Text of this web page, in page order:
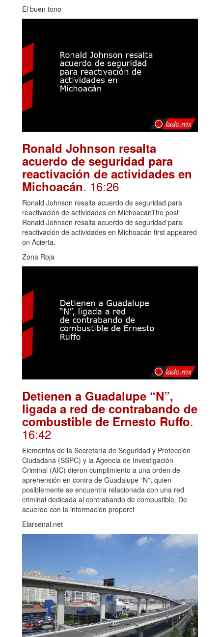
El buen tono
Ronald Johnson resalta
acuerdo de seguridad para
reactivación de actividades en
Michoacán. 16:26
Ronald Johnson resalta acuerdo de seguridad para
reactivación de actividades en MichoacánThe post
Ronald Johnson resalta acuerdo de seguridad para
reactivación de actividades en Michoacán first appeared
on Acierta.
Zona Roja
Detienen a Guadalupe “N”,
ligada a red de contrabando de
combustible de Ernesto Ruffo.
16:42
Elementos de la Secretaría de Seguridad y Protección
Ciudadana (SSPC) y la Agencia de Investigación
Criminal (AIC) dieron cumplimiento a una orden de
aprehensión en contra de Guadalupe “N”, quien
posiblemente se encuentra relacionada con una red
criminal dedicada al contrabando de combustible. De
acuerdo con la información proporci
Elarsenal.net